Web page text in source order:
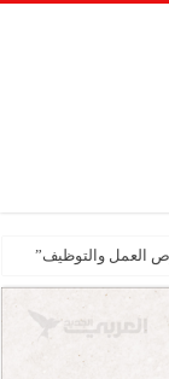
العمل والتوظيف”